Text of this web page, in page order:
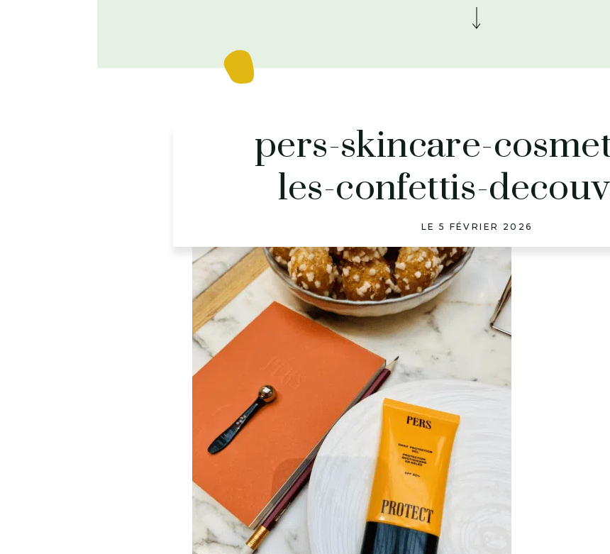
pers-skincare-
les-confettis-
LE 5 FÉVRIER 2026